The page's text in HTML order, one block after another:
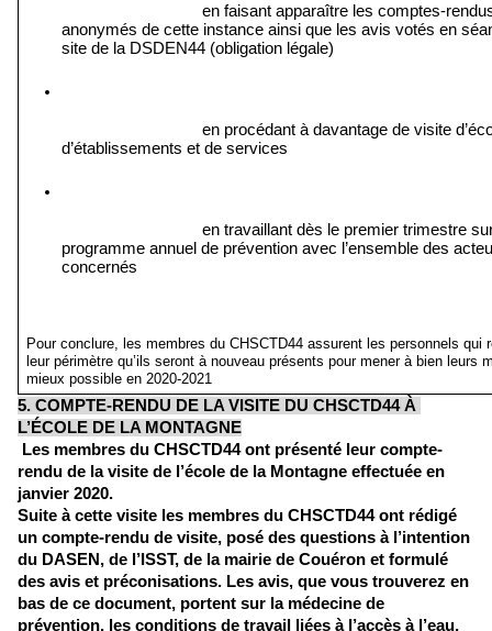
en faisant apparaître les comptes-
anonymés de cette instance ainsi que les avis votés en
site de la DSDEN44 (obligation légale)
en procédant à davantage de visite
d’établissements et de services
en travaillant dès le premier trimestre
programme annuel de prévention avec l’ensemble des
concernés
Pour conclure, les membres du CHSCTD44 assurent les personnels qui
leur périmètre qu’ils seront à nouveau présents pour mener à bien leurs
mieux possible en 2020-2021
5. COMPTE-RENDU DE LA VISITE DU CHSCTD44 À
L’ÉCOLE DE LA MONTAGNE
Les membres du CHSCTD44 ont présenté leur compte-
rendu de la visite de l’école de la Montagne effectuée en
janvier 2020.
Suite à cette visite les membres du CHSCTD44 ont rédigé
un compte-rendu de visite, posé des questions à l’intention
du DASEN, de l’ISST, de la mairie de Couéron et formulé
des avis et préconisations. Les avis, que vous trouverez en
bas de ce document, portent sur la médecine de
prévention, les conditions de travail liées à l’accès à l’eau,